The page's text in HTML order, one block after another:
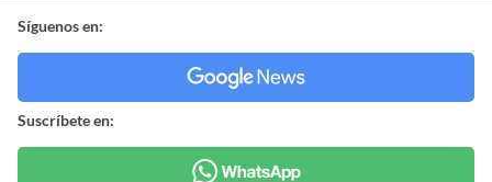
Síguenos en:
Suscríbete en: